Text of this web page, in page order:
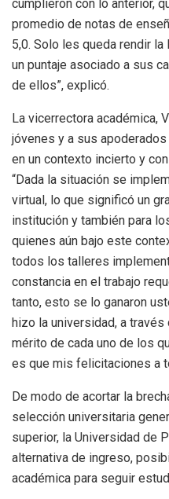
cumplieron con lo anterior,
promedio de notas de
5,0. Solo les queda rendir
un puntaje asociado a sus
de ellos”, explicó.
La vicerrectora académica,
jóvenes y a sus
en un contexto incierto y
“Dada la situación se
virtual, lo que significó un
institución y también para
quienes aún bajo este
todos los talleres
constancia en el trabajo
tanto, esto se lo ganaron
hizo la universidad, a
mérito de cada uno de los
es que mis felicitaciones a
De modo de acortar la
selección universitaria
superior, la Universidad de
alternativa de ingreso,
académica para seguir